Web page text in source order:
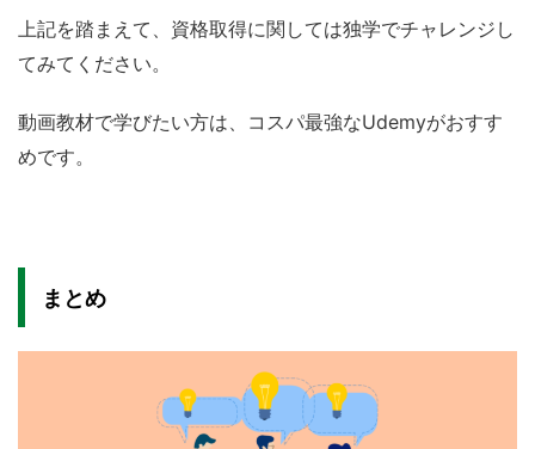
上記を踏まえて、資格取得に関しては独学でチャレンジし
てみてください。
動画教材で学びたい方は、コスパ最強なUdemyがおすす
めです。
まとめ